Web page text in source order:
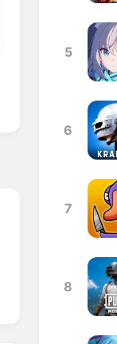
5
6
7
8